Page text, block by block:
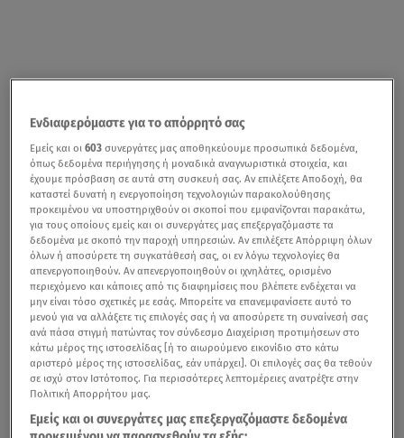
Ενδιαφερόμαστε για το απόρρητό σας
Εμείς και οι603 συνεργάτες μας αποθηκεύουμε προσωπικά δεδομένα,
όπως δεδομένα περιήγησης ή μοναδικά αναγνωριστικά στοιχεία, και
έχουμε πρόσβαση σε αυτά στη συσκευή σας. Αν επιλέξετε Αποδοχή, θα
καταστεί δυνατή η ενεργοποίηση τεχνολογιών παρακολούθησης
προκειμένου να υποστηριχθούν οι σκοποί που εμφανίζονται παρακάτω,
για τους οποίους εμείς και οι συνεργάτες μας επεξεργαζόμαστε τα
δεδομένα με σκοπό την παροχή υπηρεσιών. Αν επιλέξετε Απόρριψη όλων
όλων ή αποσύρετε τη συγκατάθεσή σας, οι εν λόγω τεχνολογίες θα
απενεργοποιηθούν. Αν απενεργοποιηθούν οι ιχνηλάτες, ορισμένο
περιεχόμενο και κάποιες από τις διαφημίσεις που βλέπετε ενδέχεται να
μην είναι τόσο σχετικές με εσάς. Μπορείτε να επανεμφανίσετε αυτό το
μενού για να αλλάξετε τις επιλογές σας ή να αποσύρετε τη συναίνεσή σας
ανά πάσα στιγμή πατώντας τον σύνδεσμο Διαχείριση προτιμήσεων στο
κάτω μέρος της ιστοσελίδας [ή το αιωρούμενο εικονίδιο στο κάτω
αριστερό μέρος της ιστοσελίδας, εάν υπάρχει]. Οι επιλογές σας θα τεθούν
σε ισχύ στον Ιστότοπος. Για περισσότερες λεπτομέρειες ανατρέξτε στην
Πολιτική Απορρήτου μας.
Εμείς και οι συνεργάτες μας επεξεργαζόμαστε δεδομένα